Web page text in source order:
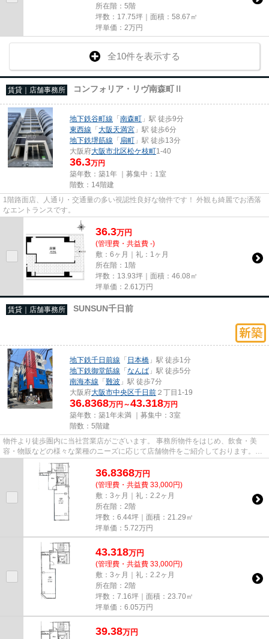
所在階：5階
坪数：17.75坪｜面積：58.67㎡
坪単価： 2万円
全10件を表示する
賃貸｜店舗事務所 コンフォリア・リヴ南森町Ⅱ
地下鉄谷町線 「南森町 」駅 徒歩9分
東西線 「大阪天満宮 」駅 徒歩6分
地下鉄堺筋線 「扇町 」駅 徒歩13分
大阪府大阪市北区松ケ枝町1-40
36.3万円
築年数：築1年 ｜募集中： 1室
階数：14階建
1階路面店、人通り・交通量の多い視認性良好な物件です！ 外観も綺麗でお洒落
なエントランスです。
36.3万円
(管理費・共益費 -)
敷：6ヶ月｜礼：1ヶ月
所在階：1階
坪数：13.93坪｜面積：46.08㎡
坪単価： 2.61 万円
賃貸｜店舗事務所 SUNSUN千日前
地下鉄千日前線 「 日本橋 」駅 徒歩1分
地下鉄御堂筋線 「なんば 」駅 徒歩5分
南海本線 「難波 」駅 徒歩7分
大阪府大阪市中央区千日前 ２丁目1-19
36.8368万円～43.318万円
築年数：築1年未満 ｜募集中： 3室
階数：5階建
物件より徒歩圏内に当社営業店がございます。 事務所物件をはじめ、飲食・美
容・物販などの様々な業種のニーズに応じて店舗物件をご紹介しております。
尚、弊社ではおとり広告は一切...
36.8368万円
(管理費・共益費 33,000円)
敷：3ヶ月｜礼：2.2ヶ月
所在階：2階
坪数：6.44坪｜面積：21.29㎡
坪単価： 5.72万円
43.318万円
(管理費・共益費 33,000円)
敷：3ヶ月｜礼：2.2ヶ月
所在階：2階
坪数：7.16坪｜面積：23.70㎡
坪単価： 6.05万円
39.38万円